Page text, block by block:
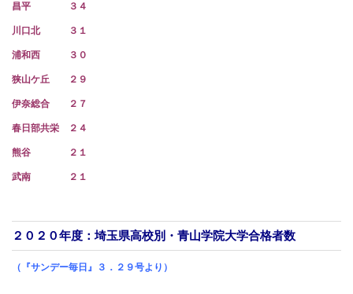
昌平 ３４
川口北 ３１
浦和西 ３０
狭山ケ丘 ２９
伊奈総合 ２７
春日部共栄 ２４
熊谷 ２１
武南 ２１
２０２０年度：埼玉県高校別・青山学院大学合格者数
（『サンデー毎日』３．２９号より）